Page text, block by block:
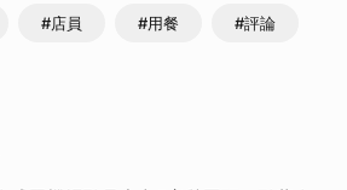
#店員 #用餐 #評論